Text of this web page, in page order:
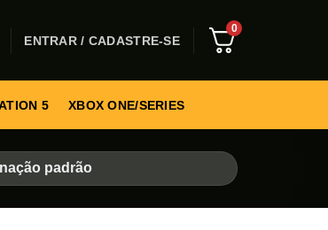
ENTRAR / CADASTRE-SE
0
5 XBOX ONE/SERIES